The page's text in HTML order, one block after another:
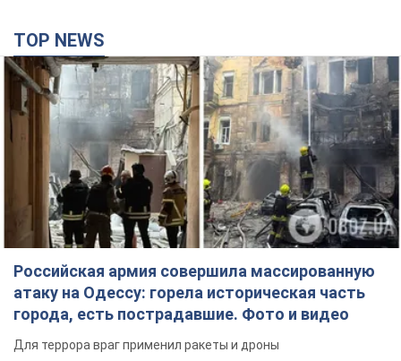
TOP NEWS
Российская армия совершила массированную
атаку на Одессу: горела историческая часть
города, есть пострадавшие. Фото и видео
Для террора враг применил ракеты и дроны